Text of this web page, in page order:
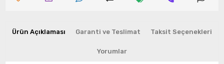
Ürün Açıklaması Garanti ve Teslimat Taksit Seçenekleri
Yorumlar